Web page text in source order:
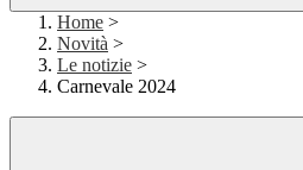
Home >
Novità >
Le notizie >
Carnevale 2024